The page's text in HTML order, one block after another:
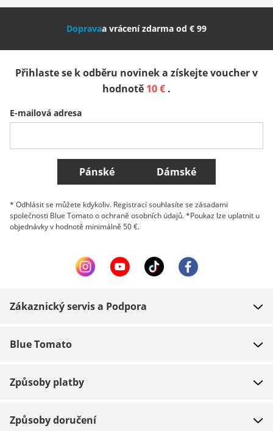
Nederland Italia (Italiano) Italien (Deutsch)
Slovenija
Belgique (Français) Danmark Norge
Všechny země
Dopravaa vrácení zdarma od € 99
Přihlaste se k odběru novinek a získejte voucher v
hodnotě 10 € .
E-mailová adresa
Pánské Dámské
* Odhlásit se můžete kdykoliv. Registrací souhlasíte se zásadami
společnosti Blue Tomato o ochraně osobních údajů. *Poukaz lze uplatnit u
objednávky v hodnotě minimálně 50 €.
Zákaznický servis a Podpora
Platba
Navrácení zboží
Blue Tomato
Práce
Způsoby platby
Způsoby doručení